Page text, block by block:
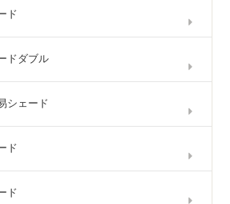
ド
ドダブル
シェード
ド
ド